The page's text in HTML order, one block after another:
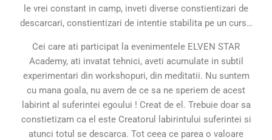
le vrei constant in camp, inveti diverse constientizari de
descarcari, constientizari de intentie stabilita pe un curs…
Cei care ati participat la evenimentele ELVEN STAR
Academy, ati invatat tehnici, aveti acumulate in subtil
experimentari din workshopuri, din meditatii. Nu suntem
cu mana goala, nu avem de ce sa ne speriem de acest
labirint al suferintei egoului ! Creat de el. Trebuie doar sa
constietizam ca el este Creatorul labirintului suferintei si
atunci totul se descarca. Tot ceea ce parea o valoare